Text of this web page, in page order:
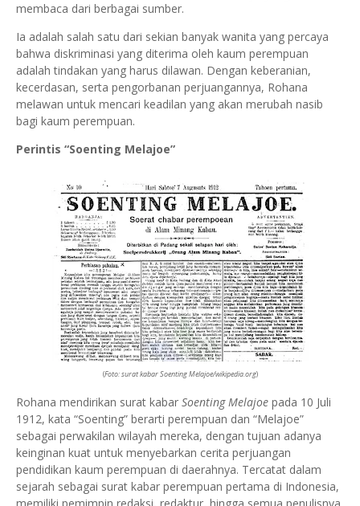
membaca dari berbagai sumber.
Ia adalah salah satu dari sekian banyak wanita yang percaya
bahwa diskriminasi yang diterima oleh kaum perempuan
adalah tindakan yang harus dilawan. Dengan keberanian,
kecerdasan, serta pengorbanan perjuangannya, Rohana
melawan untuk mencari keadilan yang akan merubah nasib
bagi kaum perempuan.
Perintis “Soenting Melajoe”
(Foto: surat kabar Soenting Melajoe/wikipedia.org)
Rohana mendirikan surat kabar Soenting Melajoe pada 10 Juli
1912, kata “Soenting” berarti perempuan dan “Melajoe”
sebagai perwakilan wilayah mereka, dengan tujuan adanya
keinginan kuat untuk menyebarkan cerita perjuangan
pendidikan kaum perempuan di daerahnya. Tercatat dalam
sejarah sebagai surat kabar perempuan pertama di Indonesia,